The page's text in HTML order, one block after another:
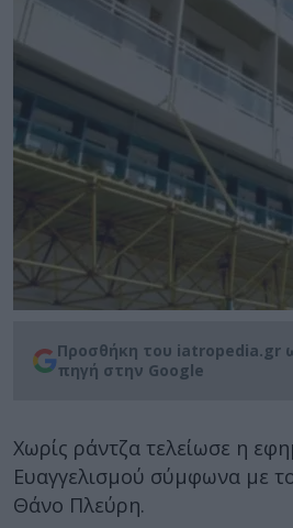
Προσθήκη του iatropedia.gr
πηγή στην Google
Χωρίς ράντζα τελείωσε η
Ευαγγελισμού σύμφωνα με
Θάνο Πλεύρη.